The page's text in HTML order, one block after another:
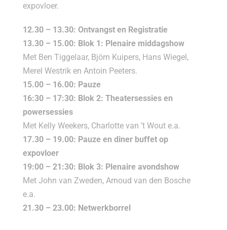
expovloer.
12.30 – 13.30: Ontvangst en Registratie
13.30 – 15.00: Blok 1: Plenaire middagshow
Met Ben Tiggelaar, Björn Kuipers, Hans Wiegel,
Merel Westrik en Antoin Peeters.
15.00 – 16.00: Pauze
16:30 – 17:30: Blok 2: Theatersessies en
powersessies
Met Kelly Weekers, Charlotte van ’t Wout e.a.
17.30 – 19.00: Pauze en diner buffet op
expovloer
19:00 – 21:30: Blok 3: Plenaire avondshow
Met John van Zweden, Arnoud van den Bosche
e.a.
21.30 – 23.00: Netwerkborrel